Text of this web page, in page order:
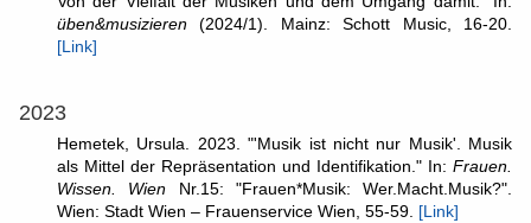
üben&musizieren(2024/1). Mainz: Schott Music, 16-20.
[Link]
2023
Hemetek, Ursula. 2023. "'Musik ist nicht nur Musik'. Musik
als Mittel der Repräsentation und Identifikation." In: Frauen.
Wissen. Wien Nr.15: "Frauen*Musik: Wer.Macht.Musik?".
Wien: Stadt Wien – Frauenservice Wien, 55-59. [Link]